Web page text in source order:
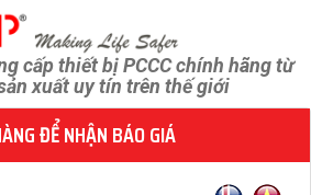
cấp thiết bị PCCC chính hãng từ
xuất uy tín trên thế giới
ĐỂ NHẬN BÁO GIÁ